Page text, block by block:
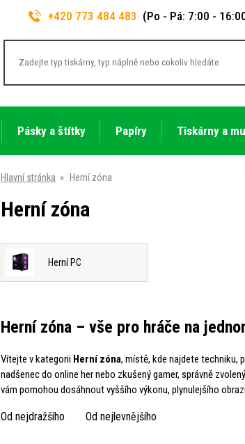
+420 773 484 483 (Po - Pá: 7:00 -
Pásky a štítky Papíry Tiskárny a
Hlavní stránka » Herní zóna
Herní zóna
Herní PC
Herní zóna – vše pro hráče na
Vítejte v kategorii Herní zóna, místě, kde najdete techniku,
nadšenec do online her nebo zkušený gamer, správně
vám pomohou dosáhnout vyššího výkonu, plynulejšího
Od nejdražšího Od nejlevnějšího